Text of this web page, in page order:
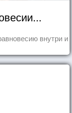
внутри и